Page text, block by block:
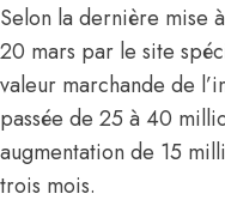
Selon la dernière mise
20 mars par le site
valeur marchande de
passée de 25 à 40
augmentation de 15
trois mois.